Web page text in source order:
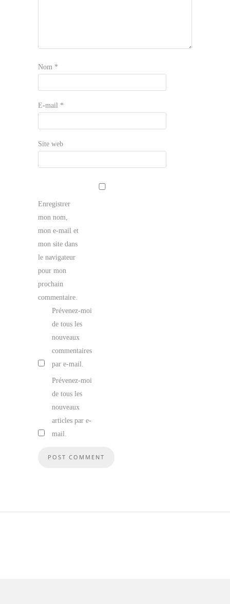
Nom *
E-mail *
Site web
Enregistrer
mon nom,
mon e-mail et
mon site dans
le navigateur
pour mon
prochain
commentaire.
Prévenez-moi
de tous les
nouveaux
commentaires
par e-mail.
Prévenez-moi
de tous les
nouveaux
articles par e-
mail.